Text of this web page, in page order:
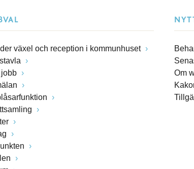
växel och reception i kommunhuset
jobb
Om